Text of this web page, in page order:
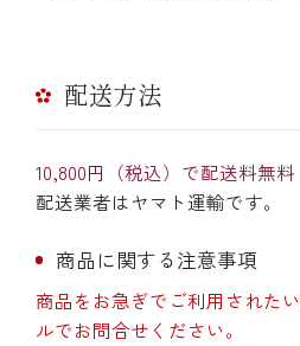
配送方法
10,800円（税込）で配送料無料
配送業者はヤマト運輸です。
商品に関する注意事項
商品をお急ぎでご利用された
ルでお問合せください。